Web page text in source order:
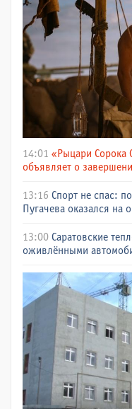
14:01 «Рыцари Сорока
объявляет о
13:16 Спорт не спас:
Пугачева оказался на
13:00 Саратовские
оживлёнными